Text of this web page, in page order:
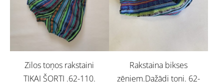
Zilos toņos rakstaini
TIKAI ŠORTI .62-110.
Rakstaina bikses
zēniem.Dažādi toņi. 62-